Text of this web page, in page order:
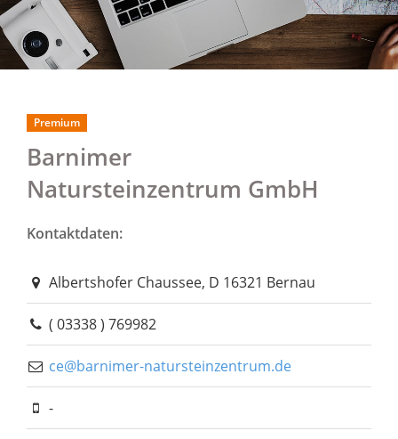
Barnimer
Natursteinzentrum GmbH
Premium
Kontaktdaten:
Albertshofer Chaussee, D 16321 Bernau
( 03338 ) 769982
ce@barnimer-natursteinzentrum.de
-